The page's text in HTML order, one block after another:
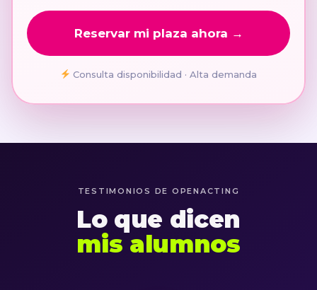
Reservar mi plaza ahora →
Consulta disponibilidad · Alta demanda
TESTIMONIOS DE OPENACTING
Lo que dicen
mis alumnos